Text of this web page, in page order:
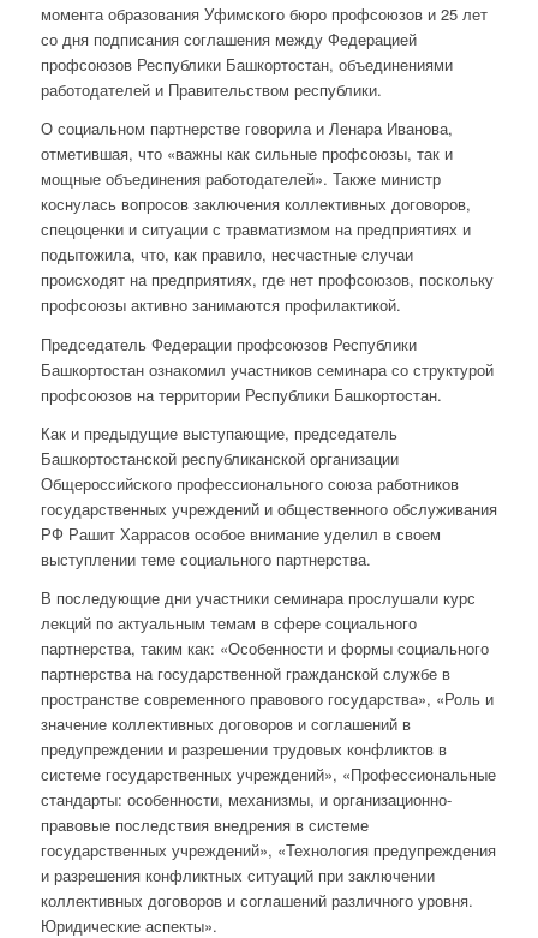
момента образования Уфимского бюро профсоюзов и 25 лет
со дня подписания соглашения между Федерацией
профсоюзов Республики Башкортостан, объединениями
работодателей и Правительством республики.
О социальном партнерстве говорила и Ленара Иванова,
отметившая, что «важны как сильные профсоюзы, так и
мощные объединения работодателей». Также министр
коснулась вопросов заключения коллективных договоров,
спецоценки и ситуации с травматизмом на предприятиях и
подытожила, что, как правило, несчастные случаи
происходят на предприятиях, где нет профсоюзов, поскольку
профсоюзы активно занимаются профилактикой.
Председатель Федерации профсоюзов Республики
Башкортостан ознакомил участников семинара со структурой
профсоюзов на территории Республики Башкортостан.
Как и предыдущие выступающие, председатель
Башкортостанской республиканской организации
Общероссийского профессионального союза работников
государственных учреждений и общественного обслуживания
РФ Рашит Харрасов особое внимание уделил в своем
выступлении теме социального партнерства.
В последующие дни участники семинара прослушали курс
лекций по актуальным темам в сфере социального
партнерства, таким как: «Особенности и формы социального
партнерства на государственной гражданской службе в
пространстве современного правового государства», «Роль и
значение коллективных договоров и соглашений в
предупреждении и разрешении трудовых конфликтов в
системе государственных учреждений», «Профессиональные
стандарты: особенности, механизмы, и организационно-
правовые последствия внедрения в системе
государственных учреждений», «Технология предупреждения
и разрешения конфликтных ситуаций при заключении
коллективных договоров и соглашений различного уровня.
Юридические аспекты».